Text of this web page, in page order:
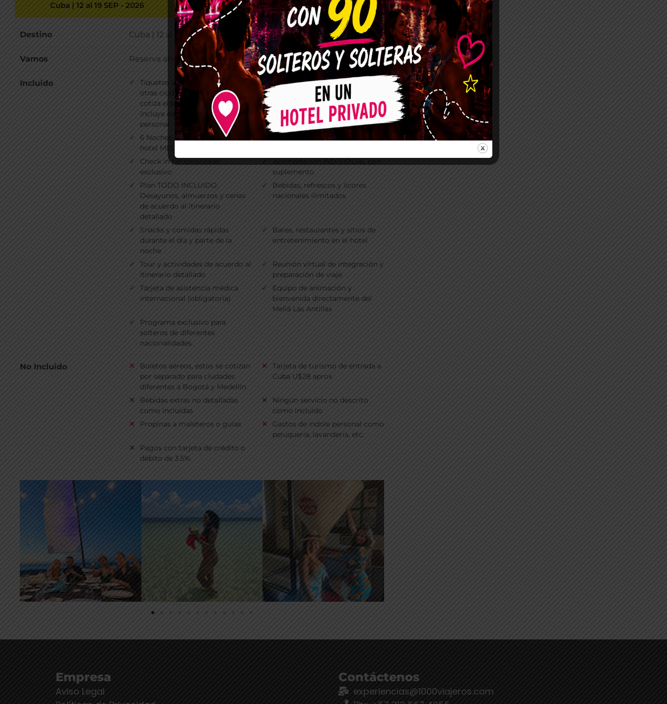
Cuba | 12 al 19 SEP - 2026 Vuelo Aéreo Edad +30 8 Días
Destino Cuba | 12 al 19 SEP - 2026
Vamos Reserva ahora! • Cupos limitados.
Incluido
Tiquetes aéreos desde Bogotá,
otras ciudades o países se
cotiza el boleto por separado,
incluye equipaje artículo
personal
Traslado Aeropuerto – Hotel –
Aeropuerto servicio regular, si
la llegada es por La Habana el
traslado es desde las 9:00 hrs
6 Noches de alojamiento en el
hotel MELIA Las Antillas 4*
1 Noche de alojamiento en el
Check in personalizado
exclusivo
suplemento
Plan TODO INCLUIDO.
Desayunos, almuerzos y cenas
de acuerdo al itinerario
detallado
Bebidas, refrescos y licores
nacionales ilimitados
Snacks y comidas rápidas
durante el día y parte de la
noche
Bares, restaurantes y sitios de
entretenimiento en el hotel
Tour y actividades de acuerdo al
itinerario detallado
Reunión virtual de integración y
preparación de viaje
Tarjeta de asistencia médica
internacional (obligatoria)
Equipo de animación y
bienvenida directamente del
Meliá Las Antillas
Programa exclusivo para
solteros de diferentes
nacionalidades.
No Incluido
Boletos aéreos, estos se cotizan
por separado para ciudades
diferentes a Bogotá y Medellín
Tarjeta de turismo de entrada a
Cuba U$28 aprox
Bebidas extras no detalladas
como incluidas
Ningún servicio no descrito
como incluido
Propinas a maleteros o guías
Gastos de índole personal como
peluquería, lavandería, etc.
Pagos con tarjeta de crédito o
débito de 3.5%.
Empresa
Aviso Legal
Contáctenos
experiencias@1000viajeros.com